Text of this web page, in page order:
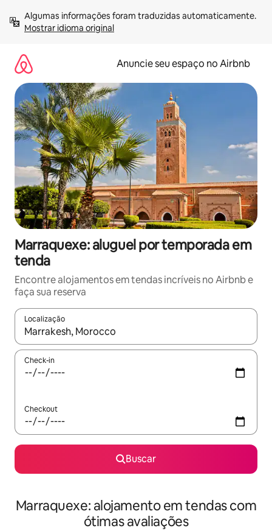
para
Mostrar idioma original
Anuncie seu espaço no Airbnb
Marraquexe: aluguel por temporada em
tenda
Encontre alojamentos em tendas incríveis no Airbnb e
faça sua reserva
Localização
Quando os resultados estiverem disponíveis, explore-os
Check-in
Checkout
Buscar
Marraquexe: alojamento em tendas com
ótimas avaliações